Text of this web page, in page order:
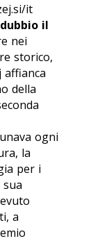
it
il
nei
storico,
affianca
della
ogni
la
per i
a